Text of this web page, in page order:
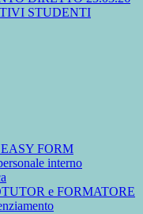
STUDENTI
FORM
interno
e FORMATORE